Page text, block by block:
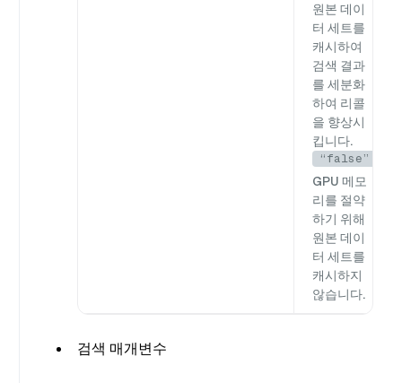
원본 데이
터 세트를
캐시하여
검색 결과
를 세분화
하여 리콜
을 향상시
킵니다.
“false”
GPU 메모
리를 절약
하기 위해
원본 데이
터 세트를
캐시하지
않습니다.
검색 매개변수